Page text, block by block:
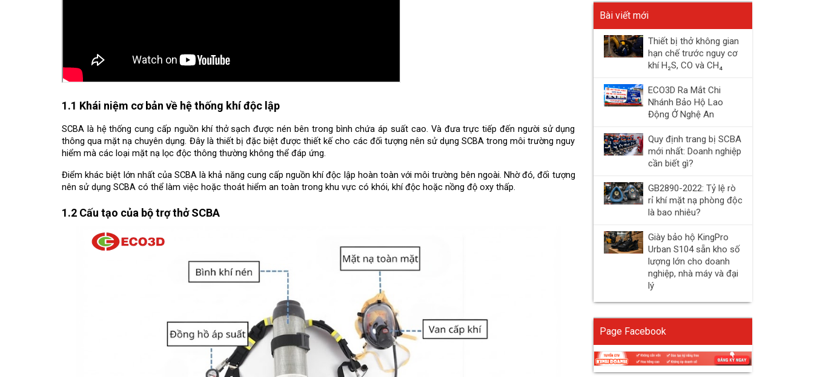
1.1 Khái niệm cơ bản về hệ thống khí độc lập
SCBA là hệ thống cung cấp nguồn khí thở sạch được nén bên trong bình chứa áp suất cao. Và đưa trực tiếp đến người sử dụng
thông qua mặt nạ chuyên dụng. Đây là thiết bị đặc biệt được thiết kế cho các đối tượng nên sử dụng SCBA trong môi trường nguy
hiểm mà các loại mặt nạ lọc độc thông thường không thể đáp ứng.
Điểm khác biệt lớn nhất của SCBA là khả năng cung cấp nguồn khí độc lập hoàn toàn với môi trường bên ngoài. Nhờ đó, đối tượng
nên sử dụng SCBA có thể làm việc hoặc thoát hiểm an toàn trong khu vực có khói, khí độc hoặc nồng độ oxy thấp.
1.2 Cấu tạo của bộ trợ thở SCBA
Bài viết mới
Thiết bị thở không gian
hạn chế trước nguy cơ
khí H₂S, CO và CH₄
ECO3D Ra Mắt Chi
Nhánh Bảo Hộ Lao
Động Ở Nghệ An
Quy định trang bị SCBA
mới nhất: Doanh nghiệp
cần biết gì?
GB2890-2022: Tỷ lệ rò
rỉ khí mặt nạ phòng độc
là bao nhiêu?
Giày bảo hộ KingPro
Urban S104 sẵn kho số
lượng lớn cho doanh
nghiệp, nhà máy và đại
lý
Page Facebook